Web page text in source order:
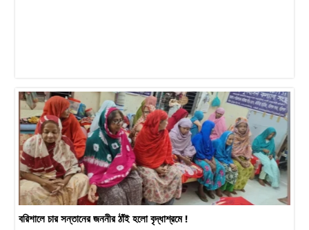
বরিশালে চার সন্তানের জননীর ঠাঁই হলো বৃদ্ধাশ্রমে !